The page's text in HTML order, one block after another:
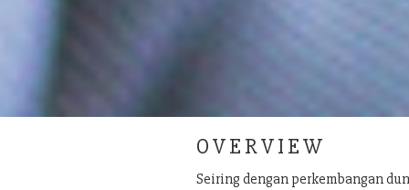
O V E R V I E W
Seiring dengan perkembangan